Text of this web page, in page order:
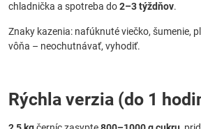
chladnička a spotreba do2–3 týždňov.
Znaky kazenia: nafúknuté viečko, šumenie,
vôňa – neochutnávať, vyhodiť.
Rýchla verzia (do 1